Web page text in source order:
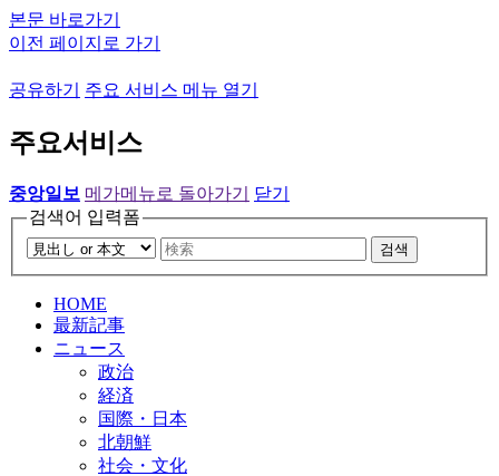
본문 바로가기
이전 페이지로 가기
공유하기 주요 서비스 메뉴 열기
주요서비스
중앙일보 메가메뉴로 돌아가기
닫기
검색어 입력폼
검색
HOME
最新記事
ニュース
政治
経済
国際・日本
北朝鮮
社会・文化